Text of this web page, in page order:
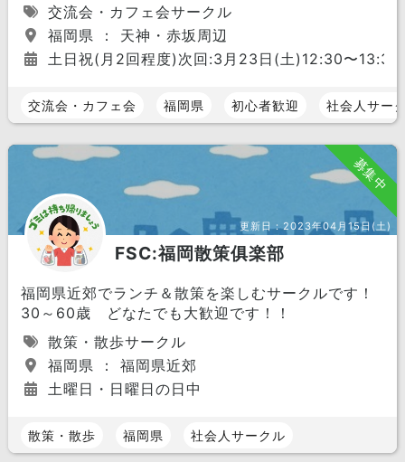
交流会・カフェ会サークル
福岡県 ： 天神・赤坂周辺
土日祝(月2回程度)次回:3月23日(土)12:30〜13:30
交流会・カフェ会 福岡県 初心者歓迎 社会人サー
募集中
更新日：2023年04月15日(土)
FSC:福岡散策俱楽部
福岡県近郊でランチ＆散策を楽しむサークルです！
30～60歳 どなたでも大歓迎です！！
散策・散歩サークル
福岡県 ： 福岡県近郊
土曜日・日曜日の日中
散策・散歩 福岡県 社会人サークル